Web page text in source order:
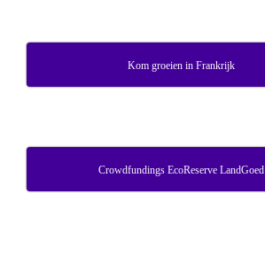
Kom groeien in Frankrijk
Crowdfundings EcoReserve LandGoed